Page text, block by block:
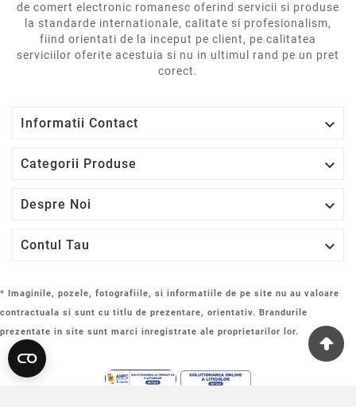
de comert electronic romanesc oferind servicii si produse
la standarde internationale, calitate si profesionalism,
fiind orientati de la inceput pe client, pe calitatea
serviciilor oferite acestuia si nu in ultimul rand pe un pret
corect.
Informatii Contact 
Categorii Produse 
Despre Noi 
Contul Tau 
* Imaginile, pozele, fotografiile, si informatiile de pe site nu au valoare
contractuala si sunt cu titlu de prezentare, orientativ. Brandurile
prezentate in site sunt marci inregistrate ale proprietarilor lor.